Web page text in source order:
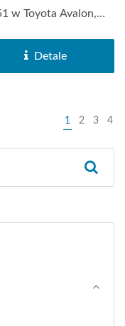
w Toyota Avalon,
Detale
1 2 3 4